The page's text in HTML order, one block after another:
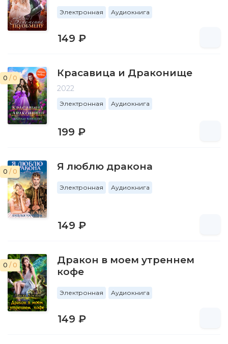
Электронная Аудиокнига
149 ₽
0 / 0 Красавица и Драконище
2022
Электронная Аудиокнига
199 ₽
0 / 0 Я люблю дракона
Электронная Аудиокнига
149 ₽
0 / 0
Дракон в моем утреннем
кофе
Электронная Аудиокнига
149 ₽